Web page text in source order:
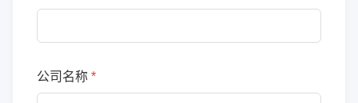
公司名称 *